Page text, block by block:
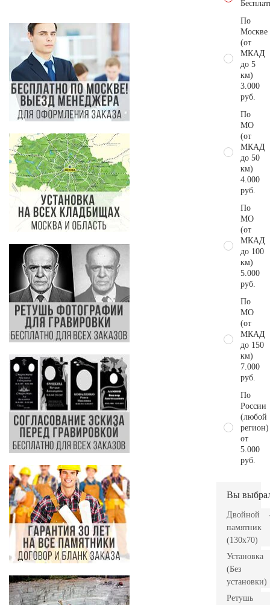
По
Москве
(от
МКАД
до 5
км)
3.000
руб.
По
МО
(от
МКАД
до 50
км)
4.000
руб.
По
МО
(от
МКАД
до 100
км)
5.000
руб.
По
МО
(от
МКАД
до 150
км)
7.000
руб.
По
России
(любой
регион)
от
5.000
руб.
Вы
Двойной
памятник
(130х70)
Установка
(Без
установки)
Ретушь